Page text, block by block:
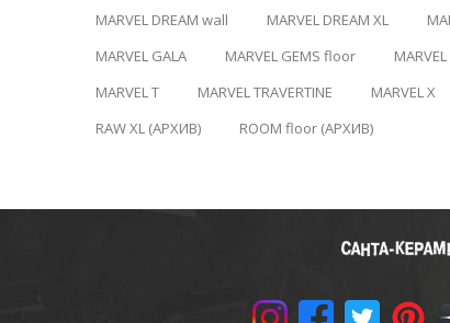
MARVEL DREAM wall
MARVEL DREAM XL
MARVEL GALA
MARVEL GEMS floor
MARVEL T
MARVEL TRAVERTINE MARVEL X
RAW XL (АРХИВ)
ROOM floor (АРХИВ)